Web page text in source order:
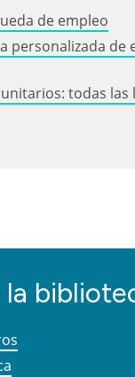
de empleo
personalizada de
todas las